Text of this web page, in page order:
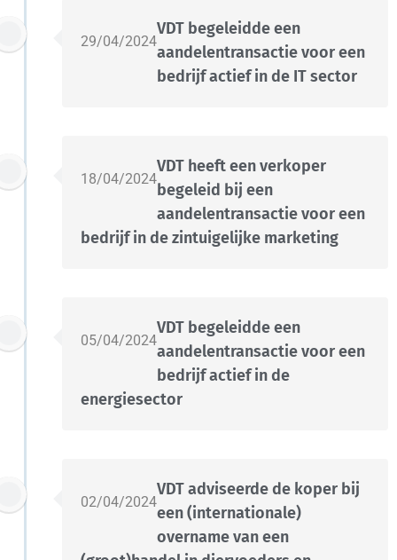
29/04/2024
VDT begeleidde een
aandelentransactie voor een
bedrijf actief in de IT sector
18/04/2024
VDT heeft een verkoper
begeleid bij een
aandelentransactie voor een
bedrijf in de zintuigelijke marketing
05/04/2024
VDT begeleidde een
aandelentransactie voor een
bedrijf actief in de
energiesector
02/04/2024
VDT adviseerde de koper bij
een (internationale)
overname van een